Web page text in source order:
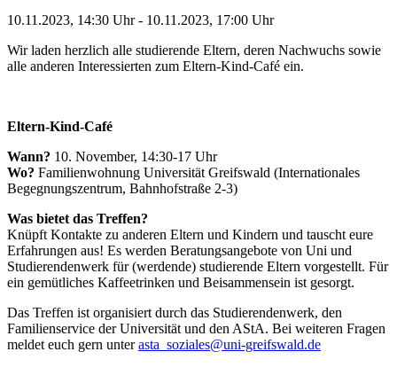
10.11.2023, 14:30 Uhr - 10.11.2023, 17:00 Uhr
Wir laden herzlich alle studierende Eltern, deren Nachwuchs sowie
alle anderen Interessierten zum Eltern-Kind-Café ein.
Eltern-Kind-Café
Wann? 10. November, 14:30-17 Uhr
Wo? Familienwohnung Universität Greifswald (Internationales
Begegnungszentrum, Bahnhofstraße 2-3)
Was bietet das Treffen?
Knüpft Kontakte zu anderen Eltern und Kindern und tauscht eure
Erfahrungen aus! Es werden Beratungsangebote von Uni und
Studierendenwerk für (werdende) studierende Eltern vorgestellt. Für
ein gemütliches Kaffeetrinken und Beisammensein ist gesorgt.
Das Treffen ist organisiert durch das Studierendenwerk, den
Familienservice der Universität und den AStA. Bei weiteren Fragen
meldet euch gern unterasta_soziales@uni-greifswald.de